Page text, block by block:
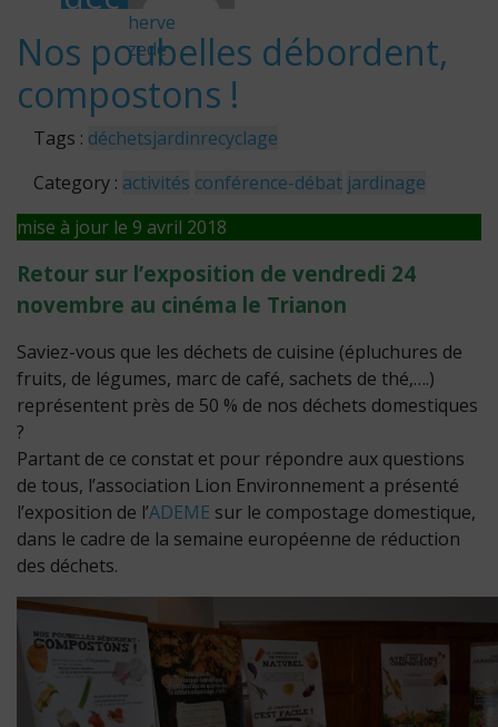
bre
201
7
herve
zede
Nos poubelles débordent,
compostons !
Tags : déchetsjardinrecyclage
Category : activités conférence-débat jardinage
mise à jour le 9 avril 2018
Retour sur l’exposition de vendredi 24
novembre au cinéma le Trianon
Saviez-vous que les déchets de cuisine (épluchures de
fruits, de légumes, marc de café, sachets de thé,….)
représentent près de 50 % de nos déchets domestiques
?
Partant de ce constat et pour répondre aux questions
de tous, l’association Lion Environnement a présenté
l’exposition de l’ADEME sur le compostage domestique,
dans le cadre de la semaine européenne de réduction
des déchets.